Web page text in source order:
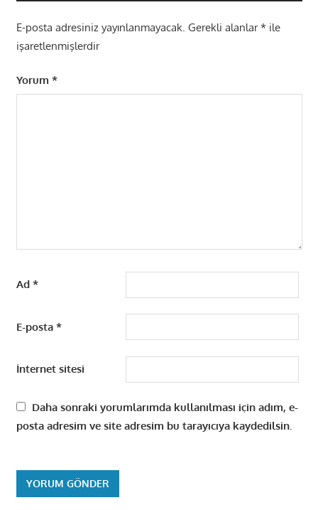
E-posta adresiniz yayınlanmayacak. Gerekli alanlar*ile
işaretlenmişlerdir
Yorum *
Ad *
E-posta *
İnternet sitesi
Daha sonraki yorumlarımda kullanılması için adım, e-
posta adresim ve site adresim bu tarayıcıya kaydedilsin.